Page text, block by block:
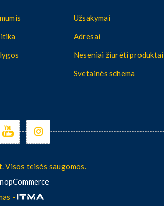
Užsakymai
Adresai
Neseniai žiūrėti produktai
Svetainės schema
Visos teisės saugomos.
nopCommerce
-